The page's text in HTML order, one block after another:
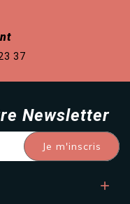
37
Newsletter
